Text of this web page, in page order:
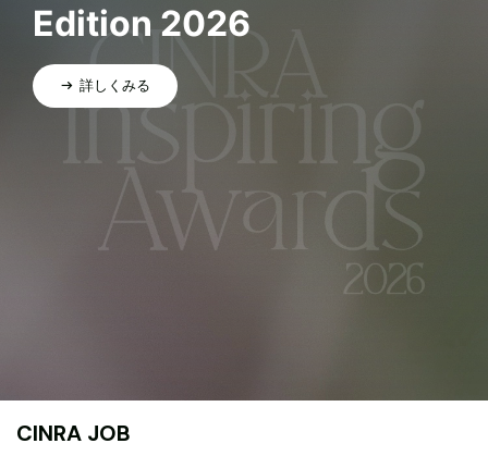
Edition 2026
詳しくみる
CINRA JOB